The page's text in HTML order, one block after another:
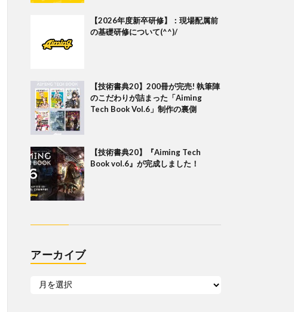
【2026年度新卒研修】：現場配属前
の基礎研修について(^^)/
【技術書典20】200冊が完売! 執筆陣
のこだわりが詰まった「Aiming
Tech Book Vol.6」制作の裏側
【技術書典20】『Aiming Tech
Book vol.6』が完成しました！
アーカイブ